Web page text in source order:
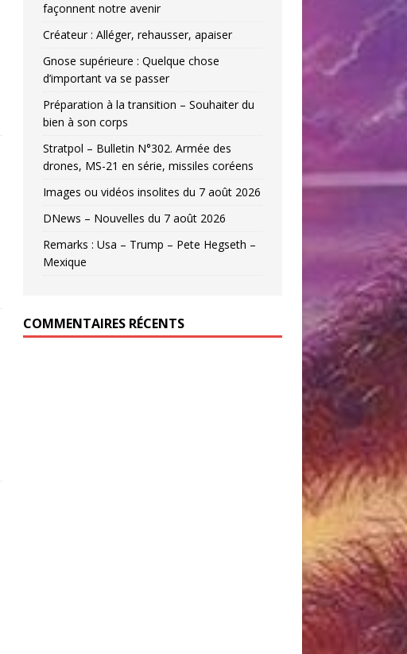
façonnent notre avenir
Créateur : Alléger, rehausser, apaiser
Gnose supérieure : Quelque chose
d’important va se passer
Préparation à la transition – Souhaiter du
bien à son corps
Stratpol – Bulletin N°302. Armée des
drones, MS-21 en série, missiles coréens
Images ou vidéos insolites du 7 août 2026
DNews – Nouvelles du 7 août 2026
Remarks : Usa – Trump – Pete Hegseth –
Mexique
COMMENTAIRES RÉCENTS